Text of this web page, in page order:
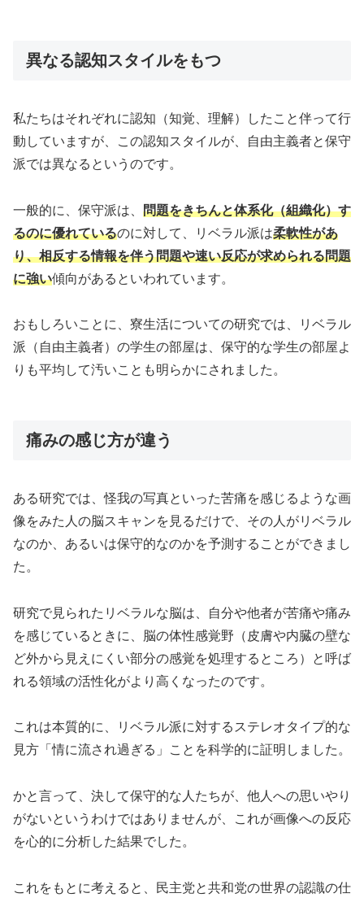
異なる認知スタイルをもつ
私たちはそれぞれに認知（知覚、理解）したこと伴って行
動していますが、この認知スタイルが、自由主義者と保守
派では異なるというのです。
一般的に、保守派は、 問題をきちんと体系化（組織化）す
るのに優れているのに対して、リベラル派は柔軟性があ
り、相反する情報を伴う問題や速い反応が求められる問題
に強い傾向があるといわれています。
おもしろいことに、寮生活についての研究では、リベラル
派（自由主義者）の学生の部屋は、保守的な学生の部屋よ
りも平均して汚いことも明らかにされました。
痛みの感じ方が違う
ある研究では、怪我の写真といった苦痛を感じるような画
像をみた人の脳スキャンを見るだけで、その人がリベラル
なのか、あるいは保守的なのかを予測することができまし
た。
研究で見られたリベラルな脳は、自分や他者が苦痛や痛み
を感じているときに、脳の体性感覚野（皮膚や内臓の壁な
ど外から見えにくい部分の感覚を処理するところ）と呼ば
れる領域の活性化がより高くなったのです。
これは本質的に、リベラル派に対するステレオタイプ的な
見方「情に流され過ぎる」ことを科学的に証明しました。
かと言って、決して保守的な人たちが、他人への思いやり
がないというわけではありませんが、これが画像への反応
を心的に分析した結果でした。
これをもとに考えると、民主党と共和党の世界の認識の仕